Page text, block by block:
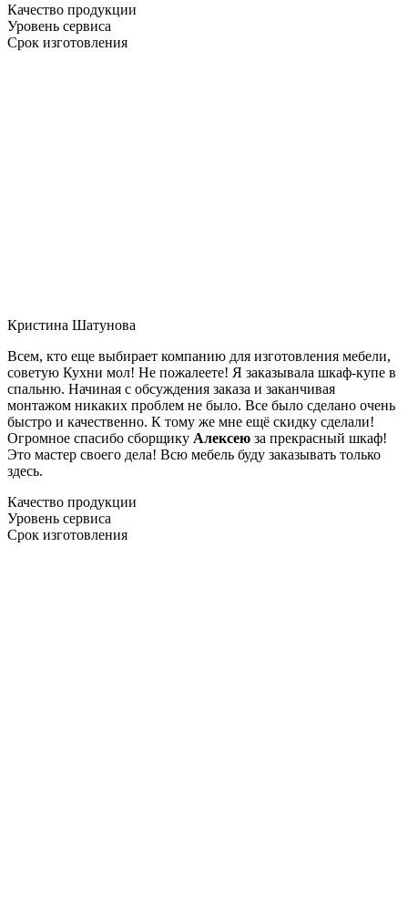
Качество продукции
Уровень сервиса
Срок изготовления
Кристина Шатунова
Всем, кто еще выбирает компанию для изготовления мебели,
советую Кухни мол! Не пожалеете! Я заказывала шкаф-купе в
спальню. Начиная с обсуждения заказа и заканчивая
монтажом никаких проблем не было. Все было сделано очень
быстро и качественно. К тому же мне ещё скидку сделали!
Огромное спасибо сборщику Алексею за прекрасный шкаф!
Это мастер своего дела! Всю мебель буду заказывать только
здесь.
Качество продукции
Уровень сервиса
Срок изготовления